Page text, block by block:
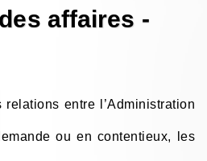
affaires -
entre l’Administration
ou en contentieux, les